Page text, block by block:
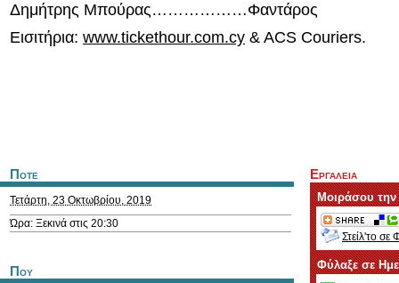
Δημήτρης Μπούρας………………Φαντάρος
Εισιτήρια: www.tickethour.com.cy & ACS Couriers.
Ποτε
Τετάρτη, 23 Οκτωβρίου, 2019
Ώρα: Ξεκινά στις 20:30
Που
Εργαλεια
Μοιράσου
Στείλ'το σε
Φύλαξε σε